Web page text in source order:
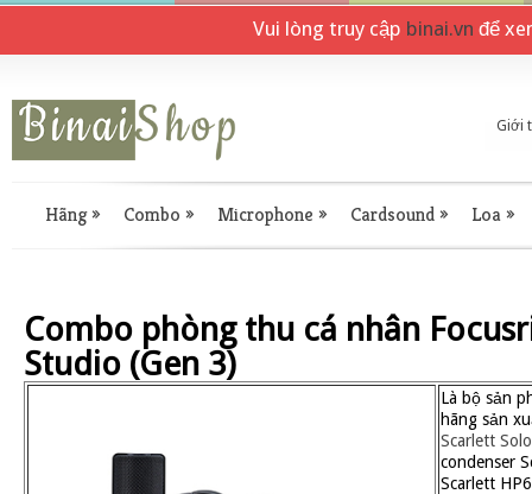
Vui lòng truy cập binai.vn để
Giới
Hãng» Combo » Microphone » Cardsound» Loa»
Combo phòng thu cá nhân
Studio (Gen 3)
Là bộ sản
hãng sản
Scarlett
condenser
Scarlett